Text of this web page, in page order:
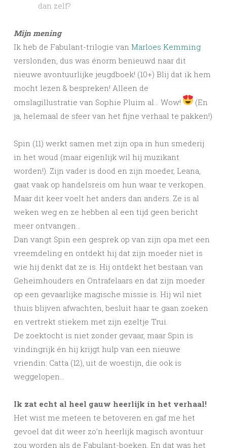
dan zelf?
Mijn mening
Ik heb de Fabulant-trilogie van Marloes Kemming
verslonden, dus was énorm benieuwd naar dit
nieuwe avontuurlijke jeugdboek! (10+) Blij dat ik hem
mocht lezen & bespreken! Alleen de
omslagillustratie van Sophie Pluim al… Wow!
(En
ja, helemaal de sfeer van het fijne verhaal te pakken!)
Spin (11) werkt samen met zijn opa in hun smederij
in het woud (maar eigenlijk wil hij muzikant
worden!). Zijn vader is dood en zijn moeder, Leana,
gaat vaak op handelsreis om hun waar te verkopen.
Maar dit keer voelt het anders dan anders. Ze is al
weken weg en ze hebben al een tijd geen bericht
meer ontvangen…
Dan vangt Spin een gesprek op van zijn opa met een
vreemdeling en ontdekt hij dat zijn moeder niet is
wie hij denkt dat ze is. Hij ontdekt het bestaan van
Geheimhouders en Ontrafelaars en dat zijn moeder
op een gevaarlijke magische missie is. Hij wil niet
thuis blijven afwachten, besluit haar te gaan zoeken
en vertrekt stiekem met zijn ezeltje Trui.
De zoektocht is niet zonder gevaar, maar Spin is
vindingrijk én hij krijgt hulp van een nieuwe
vriendin: Catta (12), uit de woestijn, die ook is
weggelopen…
Ik zat echt al heel gauw heerlijk ín het verhaal!
Het wist me meteen te betoveren en gaf me het
gevoel dat dit weer zo’n heerlijk magisch avontuur
zou worden als de Fabulant-boeken. En dat was het